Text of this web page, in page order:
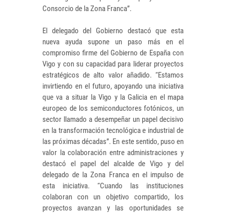
Consorcio de la Zona Franca”.
El delegado del Gobierno destacó que esta
nueva ayuda supone un paso más en el
compromiso firme del Gobierno de España con
Vigo y con su capacidad para liderar proyectos
estratégicos de alto valor añadido. “Estamos
invirtiendo en el futuro, apoyando una iniciativa
que va a situar la Vigo y la Galicia en el mapa
europeo de los semiconductores fotónicos, un
sector llamado a desempeñar un papel decisivo
en la transformación tecnológica e industrial de
las próximas décadas”. En este sentido, puso en
valor la colaboración entre administraciones y
destacó el papel del alcalde de Vigo y del
delegado de la Zona Franca en el impulso de
esta iniciativa. “Cuando las instituciones
colaboran con un objetivo compartido, los
proyectos avanzan y las oportunidades se